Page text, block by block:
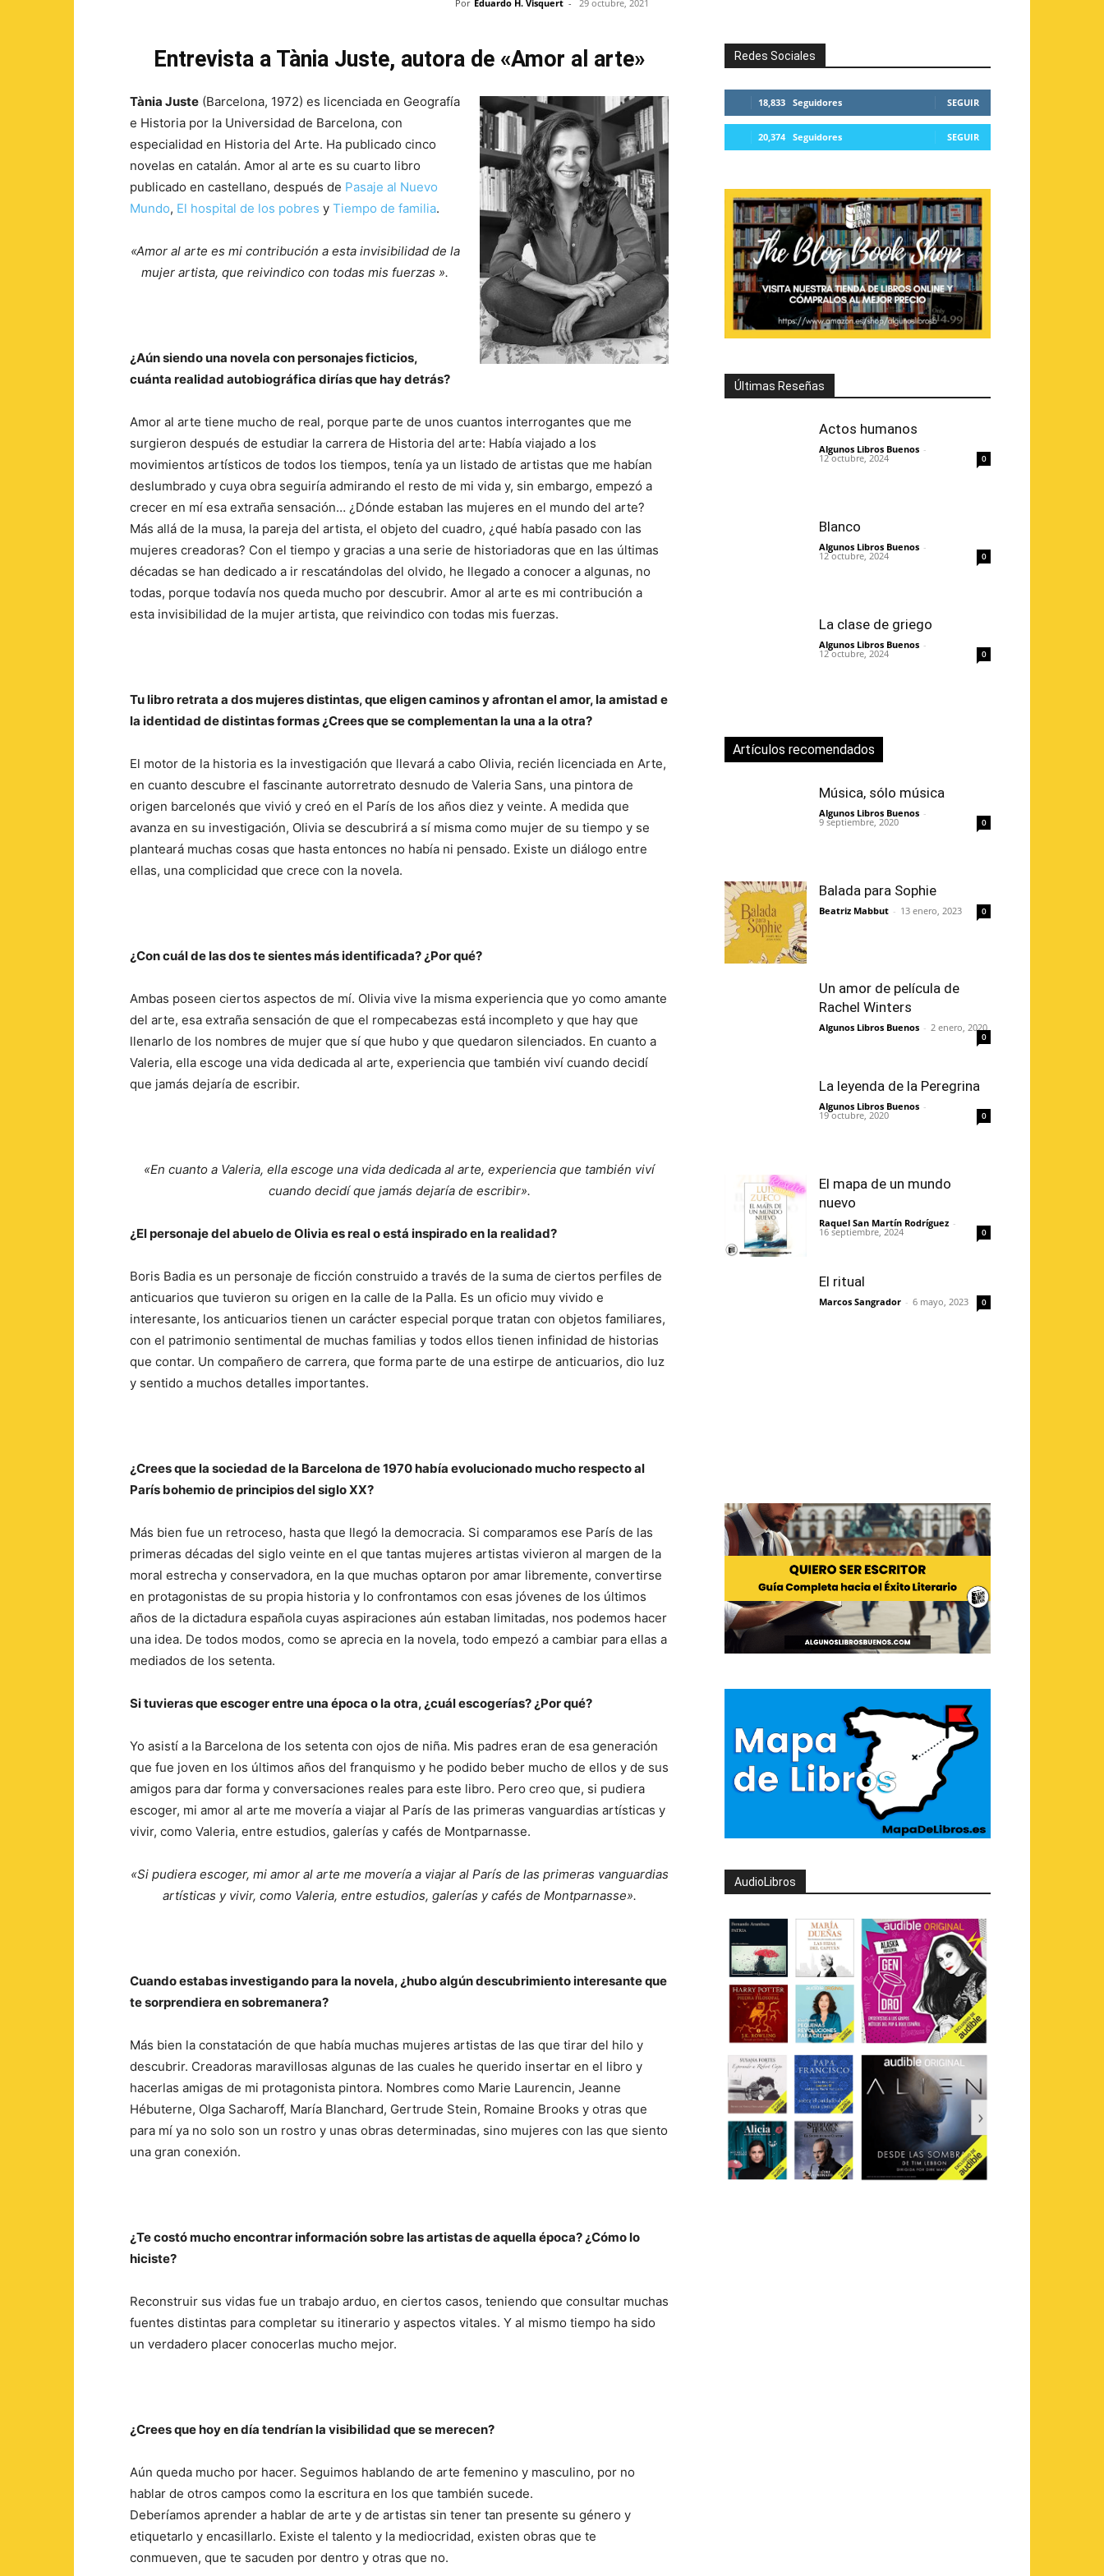
Por Eduardo H. Visquert - 29 octubre, 2021
Entrevista a Tània Juste, autora de «Amor al arte»
Tània Juste (Barcelona, 1972) es licenciada en Geografía
e Historia por la Universidad de Barcelona, con
especialidad en Historia del Arte. Ha publicado cinco
novelas en catalán. Amor al arte es su cuarto libro
publicado en castellano, después de Pasaje al Nuevo
Mundo, El hospital de los pobres y Tiempo de familia.
«Amor al arte es mi contribución a esta invisibilidad de la
mujer artista, que reivindico con todas mis fuerzas ».
¿Aún siendo una novela con personajes ficticios,
cuánta realidad autobiográfica dirías que hay detrás?
Amor al arte tiene mucho de real, porque parte de unos cuantos interrogantes que me
surgieron después de estudiar la carrera de Historia del arte: Había viajado a los
movimientos artísticos de todos los tiempos, tenía ya un listado de artistas que me habían
deslumbrado y cuya obra seguiría admirando el resto de mi vida y, sin embargo, empezó a
crecer en mí esa extraña sensación… ¿Dónde estaban las mujeres en el mundo del arte?
Más allá de la musa, la pareja del artista, el objeto del cuadro, ¿qué había pasado con las
mujeres creadoras? Con el tiempo y gracias a una serie de historiadoras que en las últimas
décadas se han dedicado a ir rescatándolas del olvido, he llegado a conocer a algunas, no
todas, porque todavía nos queda mucho por descubrir. Amor al arte es mi contribución a
esta invisibilidad de la mujer artista, que reivindico con todas mis fuerzas.
Tu libro retrata a dos mujeres distintas, que eligen caminos y afrontan el amor, la amistad e
la identidad de distintas formas ¿Crees que se complementan la una a la otra?
El motor de la historia es la investigación que llevará a cabo Olivia, recién licenciada en Arte,
en cuanto descubre el fascinante autorretrato desnudo de Valeria Sans, una pintora de
origen barcelonés que vivió y creó en el París de los años diez y veinte. A medida que
avanza en su investigación, Olivia se descubrirá a sí misma como mujer de su tiempo y se
planteará muchas cosas que hasta entonces no había ni pensado. Existe un diálogo entre
ellas, una complicidad que crece con la novela.
¿Con cuál de las dos te sientes más identificada? ¿Por qué?
Ambas poseen ciertos aspectos de mí. Olivia vive la misma experiencia que yo como amante
del arte, esa extraña sensación de que el rompecabezas está incompleto y que hay que
llenarlo de los nombres de mujer que sí que hubo y que quedaron silenciados. En cuanto a
Valeria, ella escoge una vida dedicada al arte, experiencia que también viví cuando decidí
que jamás dejaría de escribir.
«En cuanto a Valeria, ella escoge una vida dedicada al arte, experiencia que también viví
cuando decidí que jamás dejaría de escribir».
¿El personaje del abuelo de Olivia es real o está inspirado en la realidad?
Boris Badia es un personaje de ficción construido a través de la suma de ciertos perfiles de
anticuarios que tuvieron su origen en la calle de la Palla. Es un oficio muy vivido e
interesante, los anticuarios tienen un carácter especial porque tratan con objetos familiares,
con el patrimonio sentimental de muchas familias y todos ellos tienen infinidad de historias
que contar. Un compañero de carrera, que forma parte de una estirpe de anticuarios, dio luz
y sentido a muchos detalles importantes.
¿Crees que la sociedad de la Barcelona de 1970 había evolucionado mucho respecto al
París bohemio de principios del siglo XX?
Más bien fue un retroceso, hasta que llegó la democracia. Si comparamos ese París de las
primeras décadas del siglo veinte en el que tantas mujeres artistas vivieron al margen de la
moral estrecha y conservadora, en la que muchas optaron por amar libremente, convertirse
en protagonistas de su propia historia y lo confrontamos con esas jóvenes de los últimos
años de la dictadura española cuyas aspiraciones aún estaban limitadas, nos podemos hacer
una idea. De todos modos, como se aprecia en la novela, todo empezó a cambiar para ellas a
mediados de los setenta.
Si tuvieras que escoger entre una época o la otra, ¿cuál escogerías? ¿Por qué?
Yo asistí a la Barcelona de los setenta con ojos de niña. Mis padres eran de esa generación
que fue joven en los últimos años del franquismo y he podido beber mucho de ellos y de sus
amigos para dar forma y conversaciones reales para este libro. Pero creo que, si pudiera
escoger, mi amor al arte me movería a viajar al París de las primeras vanguardias artísticas y
vivir, como Valeria, entre estudios, galerías y cafés de Montparnasse.
«Si pudiera escoger, mi amor al arte me movería a viajar al París de las primeras vanguardias
artísticas y vivir, como Valeria, entre estudios, galerías y cafés de Montparnasse».
Cuando estabas investigando para la novela, ¿hubo algún descubrimiento interesante que
te sorprendiera en sobremanera?
Más bien la constatación de que había muchas mujeres artistas de las que tirar del hilo y
descubrir. Creadoras maravillosas algunas de las cuales he querido insertar en el libro y
hacerlas amigas de mi protagonista pintora. Nombres como Marie Laurencin, Jeanne
Hébuterne, Olga Sacharoff, María Blanchard, Gertrude Stein, Romaine Brooks y otras que
para mí ya no solo son un rostro y unas obras determinadas, sino mujeres con las que siento
una gran conexión.
¿Te costó mucho encontrar información sobre las artistas de aquella época? ¿Cómo lo
hiciste?
Reconstruir sus vidas fue un trabajo arduo, en ciertos casos, teniendo que consultar muchas
fuentes distintas para completar su itinerario y aspectos vitales. Y al mismo tiempo ha sido
un verdadero placer conocerlas mucho mejor.
¿Crees que hoy en día tendrían la visibilidad que se merecen?
Aún queda mucho por hacer. Seguimos hablando de arte femenino y masculino, por no
hablar de otros campos como la escritura en los que también sucede.
Deberíamos aprender a hablar de arte y de artistas sin tener tan presente su género y
etiquetarlo y encasillarlo. Existe el talento y la mediocridad, existen obras que te
conmueven, que te sacuden por dentro y otras que no.
Redes Sociales
18,833 Seguidores SEGUIR
20,374 Seguidores SEGUIR
Últimas Reseñas
Actos humanos
Algunos Libros Buenos -
12 octubre, 2024 0
Blanco
Algunos Libros Buenos -
12 octubre, 2024 0
La clase de griego
Algunos Libros Buenos -
12 octubre, 2024 0
Artículos recomendados
Música, sólo música
Algunos Libros Buenos -
9 septiembre, 2020 0
Balada para Sophie
Beatriz Mabbut - 13 enero, 2023 0
Un amor de película de
Rachel Winters
Algunos Libros Buenos - 2 enero, 2020
0
La leyenda de la Peregrina
Algunos Libros Buenos -
19 octubre, 2020 0
El mapa de un mundo
nuevo
Raquel San Martín Rodríguez -
16 septiembre, 2024 0
El ritual
Marcos Sangrador - 6 mayo, 2023 0
AudioLibros